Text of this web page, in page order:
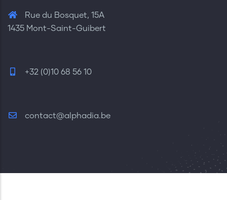
Rue du Bosquet, 15A
1435 Mont-Saint-Guibert
+32 (0)10 68 56 10
contact@alphadia.be